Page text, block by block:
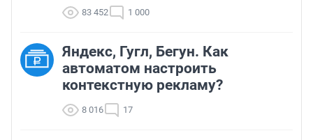
83 452 1 000
Яндекс, Гугл, Бегун. Как
автоматом настроить
контекстную рекламу?
8 016 17